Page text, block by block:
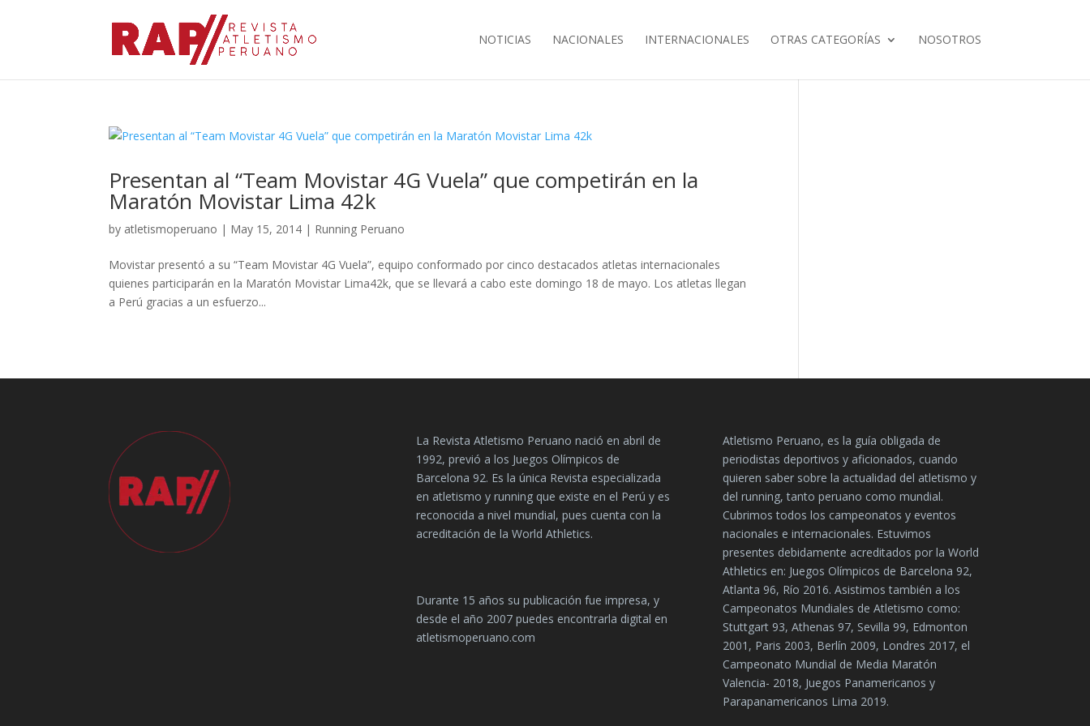
NOTICIAS NACIONALES INTERNACIONALES OTRAS CATEGORÍAS NOSOTROS
Presentan al “Team Movistar 4G Vuela” que competirán en la
Maratón Movistar Lima 42k
by atletismoperuano | May 15, 2014 | Running Peruano
Movistar presentó a su “Team Movistar 4G Vuela”, equipo conformado por cinco destacados atletas internacionales
quienes participarán en la Maratón Movistar Lima42k, que se llevará a cabo este domingo 18 de mayo. Los atletas llegan
a Perú gracias a un esfuerzo...
La Revista Atletismo Peruano nació en abril de
1992, previó a los Juegos Olímpicos de
Barcelona 92. Es la única Revista especializada
en atletismo y running que existe en el Perú y es
reconocida a nivel mundial, pues cuenta con la
acreditación de la World Athletics.
Durante 15 años su publicación fue impresa, y
desde el año 2007 puedes encontrarla digital en
atletismoperuano.com
Atletismo Peruano, es la guía obligada de
periodistas deportivos y aficionados, cuando
quieren saber sobre la actualidad del atletismo y
del running, tanto peruano como mundial.
Cubrimos todos los campeonatos y eventos
nacionales e internacionales. Estuvimos
presentes debidamente acreditados por la World
Athletics en: Juegos Olímpicos de Barcelona 92,
Atlanta 96, Río 2016. Asistimos también a los
Campeonatos Mundiales de Atletismo como:
Stuttgart 93, Athenas 97, Sevilla 99, Edmonton
2001, Paris 2003, Berlín 2009, Londres 2017, el
Campeonato Mundial de Media Maratón
Valencia- 2018, Juegos Panamericanos y
Parapanamericanos Lima 2019.